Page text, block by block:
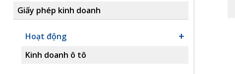
Giấy phép kinh doanh
Hoạt động
Kinh doanh ô tô